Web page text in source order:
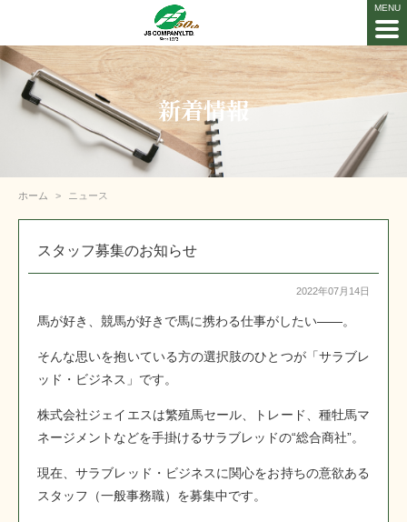
新着情報
ホーム ニュース
スタッフ募集のお知らせ
2022年07月14日
馬が好き、競馬が好きで馬に携わる仕事がしたい――。
そんな思いを抱いている方の選択肢のひとつが「サラブレ
ッド・ビジネス」です。
株式会社ジェイエスは繁殖馬セール、トレード、種牡馬マ
ネージメントなどを手掛けるサラブレッドの“総合商社”。
現在、サラブレッド・ビジネスに関心をお持ちの意欲ある
スタッフ（一般事務職）を募集中です。